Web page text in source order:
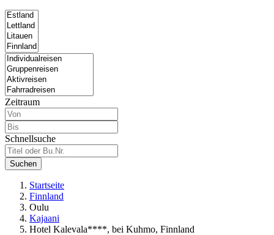
Zeitraum
Schnellsuche
Suchen
Startseite
Finnland
Oulu
Kajaani
Hotel Kalevala****, bei Kuhmo, Finnland